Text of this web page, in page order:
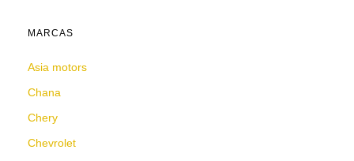
MARCAS
Asia motors
Chana
Chery
Chevrolet